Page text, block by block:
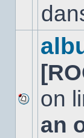
dans
Aucun
nouveau
message
on
an